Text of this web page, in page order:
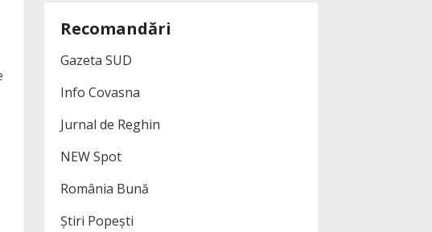
Recomandări
Gazeta SUD
Info Covasna
Jurnal de Reghin
NEW Spot
România Bună
Știri Popești